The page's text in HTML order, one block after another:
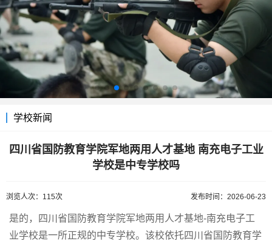
学校新闻
四川省国防教育学院军地两用人才基地 南充电子工业
学校是中专学校吗
浏览人次：115次 发布时间：2026-06-23
是的，四川省国防教育学院军地两用人才基地-南充电子工
业学校是一所正规的中专学校。该校依托四川省国防教育学